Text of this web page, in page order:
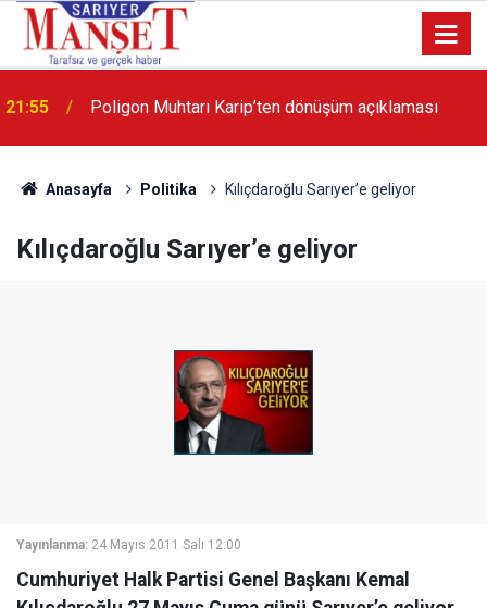
Poligon Muhtarı Karip’ten dönüşüm açıklaması
13:36 'Poligon'da İstanbul'a örnek proje gerçekleştirilecek'
Anasayfa Politika Kılıçdaroğlu Sarıyer’e geliyor
Kılıçdaroğlu Sarıyer’e geliyor
Yayınlanma: 24 Mayıs 2011 Salı 12:00
Cumhuriyet Halk Partisi Genel Başkanı Kemal